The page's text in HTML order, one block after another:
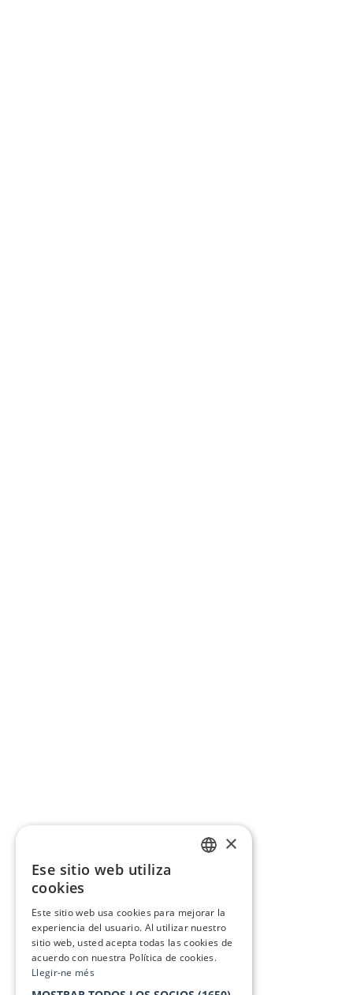
×
Ese sitio web utiliza
cookies
Este sitio web usa cookies para mejorar la
experiencia del usuario. Al utilizar nuestro
sitio web, usted acepta todas las cookies de
acuerdo con nuestra Política de cookies.
Llegir-ne més